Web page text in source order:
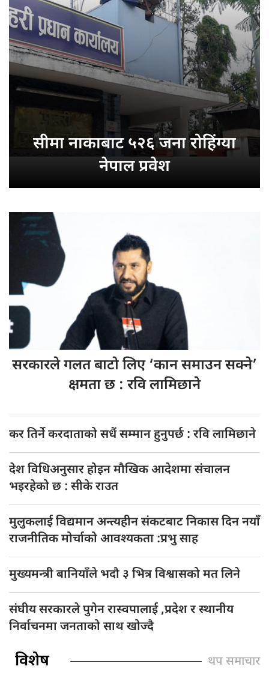
सीमा नाकाबाट ५२६ जना रोहिंग्या
नेपाल प्रवेश
सरकारले गलतबाटो लिए ‘कान समाउन सक्ने’
क्षमता छ : रवि लामिछाने
कर तिर्ने करदाताको सधैं सम्मान हुनुपर्छ : रवि लामिछाने
देश विधिअनुसार होइन मौखिक आदेशमा संचालन
भइरहेको छ : सीके राउत
मुलुकलाई विद्यमान अन्त्यहीन संकटबाट निकास दिन नयाँ
राजनीतिक मोर्चाको आवश्यकता :प्रभु साह
मुख्यमन्त्री बानियाँले भदौ ३ भित्र विश्वासको मत लिने
संघीय सरकारले पुगेन रास्वपालाई ,प्रदेश र स्थानीय
निर्वाचनमा जनताको साथ खोज्दै
विशेष थप समाचार